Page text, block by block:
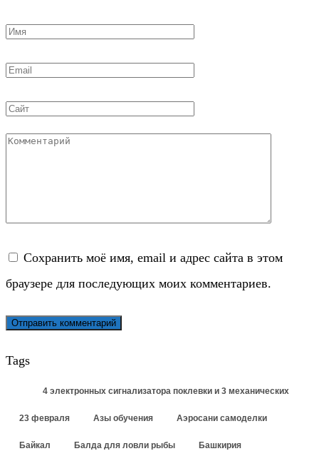
Имя
Email
Сайт
Комментарий
Сохранить моё имя, email и адрес сайта в этом
браузере для последующих моих комментариев.
Tags
4 электронных сигнализатора поклевки и 3 механических
23 февраля Азы обучения Аэросани самоделки
Байкал Балда для ловли рыбы Башкирия